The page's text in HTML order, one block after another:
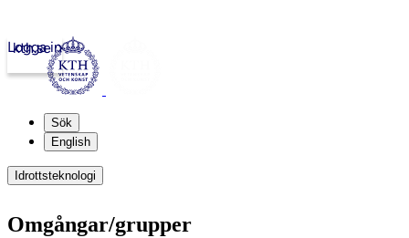
kth.se
Logga in
Sök
English
Idrottsteknologi
Omgångar/grupper